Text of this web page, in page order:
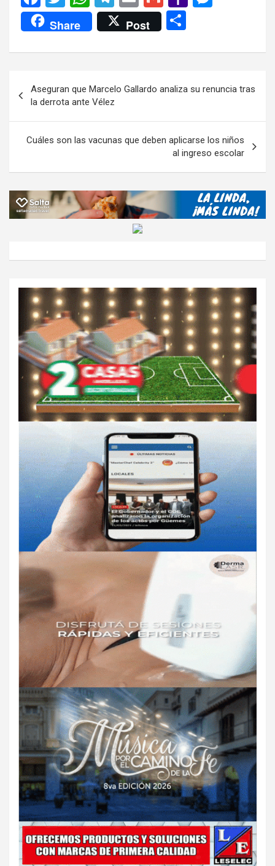
a
ce
b
o
k
wi
tt
er
h
at
s
p
p
el
e
gr
m
m
ail
m
ail
o
M
ail
n
er
Share Post
m
ar
tir
de
entradas
Aseguran que Marcelo Gallardo analiza su renuncia tras
la derrota ante Vélez
Cuáles son las vacunas que deben aplicarse los niños
al ingreso escolar